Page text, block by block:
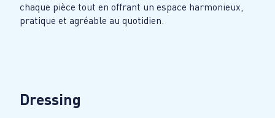
chaque pièce tout en offrant un espace harmonieux,
pratique et agréable au quotidien.
Dressing